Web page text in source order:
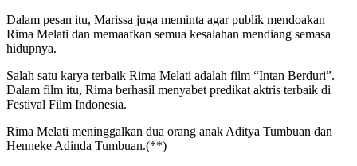
Dalam pesan itu, Marissa juga meminta agar publik mendoakan
Rima Melati dan memaafkan semua kesalahan mendiang semasa
hidupnya.
Salah satu karya terbaik Rima Melati adalah film “Intan Berduri”.
Dalam film itu, Rima berhasil menyabet predikat aktris terbaik di
Festival Film Indonesia.
Rima Melati meninggalkan dua orang anak Aditya Tumbuan dan
Henneke Adinda Tumbuan.(**)